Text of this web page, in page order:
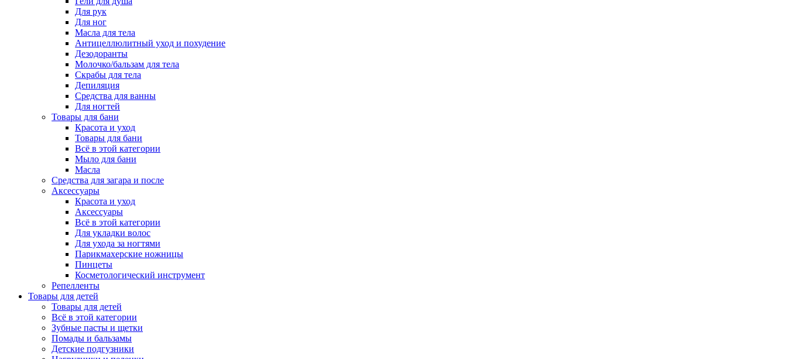
Для рук
Для ног
Масла для тела
Антицеллюлитный уход и похудение
Дезодоранты
Молочко/бальзам для тела
Скрабы для тела
Депиляция
Средства для ванны
Для ногтей
Товары для бани
Красота и уход
Товары для бани
Всё в этой категории
Мыло для бани
Масла
Средства для загара и после
Аксессуары
Красота и уход
Аксессуары
Всё в этой категории
Для укладки волос
Для ухода за ногтями
Парикмахерские ножницы
Пинцеты
Косметологический инструмент
Репелленты
Товары для детей
Товары для детей
Всё в этой категории
Зубные пасты и щетки
Помады и бальзамы
Детские подгузники